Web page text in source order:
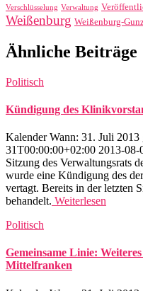
Verschlüsselung Verwaltung
Weißenburg Weißenburg-
Ähnliche Beiträge
Politisch
Kündigung des
Kalender Wann: 31. Juli 2013
31T00:00:00+02:00 2013-
Sitzung des Verwaltungsrats
wurde eine Kündigung des
vertagt. Bereits in der letzten
behandelt. Weiterlesen
Politisch
Gemeinsame Linie:
Mittelfranken